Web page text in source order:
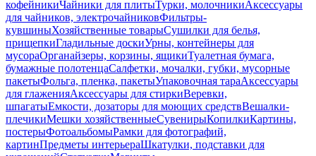
кофейникиЧайники для плитыТурки, молочникиАксессуары
для чайников, электрочайниковФильтры-
кувшиныХозяйственные товарыСушилки для белья,
прищепкиГладильные доскиУрны, контейнеры для
мусораОрганайзеры, корзины, ящикиТуалетная бумага,
бумажные полотенцаСалфетки, мочалки, губки, мусорные
пакетыФольга, пленка, пакетыУпаковочная тараАксессуары
для глаженияАксессуары для стиркиВеревки,
шпагатыЕмкости, дозаторы для моющих средствВешалки-
плечикиМешки хозяйственныеСувенирыКопилкиКартины,
постерыФотоальбомыРамки для фотографий,
картинПредметы интерьераШкатулки, подставки для